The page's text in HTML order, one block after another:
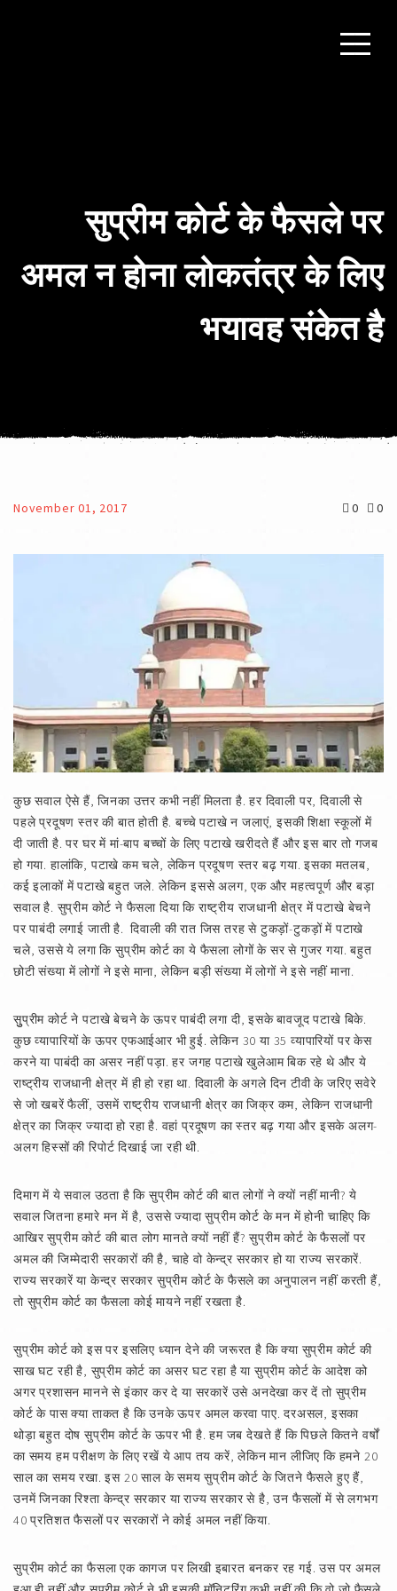
सुप्रीम कोर्ट के फैसले पर
अमल न होना लोकतंत्र के लिए
भयावह संकेत है
November 01, 2017 0 0
कुछ सवाल ऐसे हैं, जिनका उत्तर कभी नहीं मिलता है. हर दिवाली पर, दिवाली से
पहले प्रदूषण स्तर की बात होती है. बच्चे पटाखे न जलाएं, इसकी शिक्षा स्कूलों में
दी जाती है. पर घर में मां-बाप बच्चों के लिए पटाखे खरीदते हैं और इस बार तो गजब
हो गया. हालांकि, पटाखे कम चले, लेकिन प्रदूषण स्तर बढ़ गया. इसका मतलब,
कई इलाकों में पटाखे बहुत जले. लेकिन इससे अलग, एक और महत्वपूर्ण और बड़ा
सवाल है. सुप्रीम कोर्ट ने फैसला दिया कि राष्ट्रीय राजधानी क्षेत्र में पटाखे बेचने
पर पाबंदी लगाई जाती है. दिवाली की रात जिस तरह से टुकड़ों-टुकड़ों में पटाखे
चले, उससे ये लगा कि सुप्रीम कोर्ट का ये फैसला लोगों के सर से गुजर गया. बहुत
छोटी संख्या में लोगों ने इसे माना, लेकिन बड़ी संख्या में लोगों ने इसे नहीं माना.
सुुप्रीम कोर्ट ने पटाखे बेचने के ऊपर पाबंदी लगा दी, इसके बावजूद पटाखे बिके.
कुछ व्यापारियों के ऊपर एफआईआर भी हुई. लेकिन 30 या 35 व्यापारियों पर केस
करने या पाबंदी का असर नहीं पड़ा. हर जगह पटाखे खुलेआम बिक रहे थे और ये
राष्ट्रीय राजधानी क्षेत्र में ही हो रहा था. दिवाली के अगले दिन टीवी के जरिए सवेरे
से जो खबरें फैलीं, उसमें राष्ट्रीय राजधानी क्षेत्र का जिक्र कम, लेकिन राजधानी
क्षेत्र का जिक्र ज्यादा हो रहा है. वहां प्रदूषण का स्तर बढ़ गया और इसके अलग-
अलग हिस्सों की रिपोर्ट दिखाई जा रही थी.
दिमाग में ये सवाल उठता है कि सुप्रीम कोर्ट की बात लोगों ने क्यों नहीं मानी? ये
सवाल जितना हमारे मन में है, उससे ज्यादा सुप्रीम कोर्ट के मन में होनी चाहिए कि
आखिर सुप्रीम कोर्ट की बात लोग मानते क्यों नहीं हैं? सुप्रीम कोर्ट के फैसलों पर
अमल की जिम्मेदारी सरकारों की है, चाहे वो केन्द्र सरकार हो या राज्य सरकारें.
राज्य सरकारें या केन्द्र सरकार सुप्रीम कोर्ट के फैसले का अनुपालन नहीं करती हैं,
तो सुप्रीम कोर्ट का फैसला कोई मायने नहीं रखता है.
सुप्रीम कोर्ट को इस पर इसलिए ध्यान देने की जरूरत है कि क्या सुप्रीम कोर्ट की
साख घट रही है, सुप्रीम कोर्ट का असर घट रहा है या सुप्रीम कोर्ट के आदेश को
अगर प्रशासन मानने से इंकार कर दे या सरकारें उसे अनदेखा कर दें तो सुप्रीम
कोर्ट के पास क्या ताकत है कि उनके ऊपर अमल करवा पाए. दरअसल, इसका
थोड़ा बहुत दोष सुप्रीम कोर्ट के ऊपर भी है. हम जब देखते हैं कि पिछले कितने वर्षों
का समय हम परीक्षण के लिए रखें ये आप तय करें, लेकिन मान लीजिए कि हमने 20
साल का समय रखा. इस 20 साल के समय सुप्रीम कोर्ट के जितने फैसले हुए हैं,
उनमें जिनका रिश्ता केन्द्र सरकार या राज्य सरकार से है, उन फैसलों में से लगभग
40 प्रतिशत फैसलों पर सरकारों ने कोई अमल नहीं किया.
सुप्रीम कोर्ट का फैसला एक कागज पर लिखी इबारत बनकर रह गई. उस पर अमल